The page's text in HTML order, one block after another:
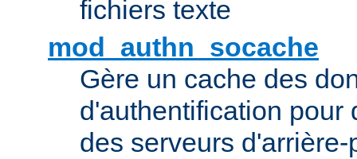
fichiers texte
mod_authn_socache
Gère un cache des
d'authentification pour
des serveurs d'arrière-